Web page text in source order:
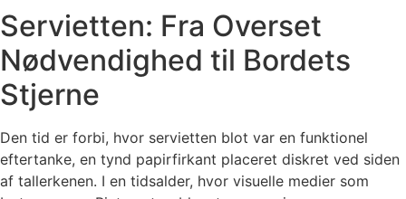
Servietten: Fra Overset
Nødvendighed til Bordets
Stjerne
Den tid er forbi, hvor servietten blot var en funktionel
eftertanke, en tynd papirfirkant placeret diskret ved siden
af tallerkenen. I en tidsalder, hvor visuelle medier som